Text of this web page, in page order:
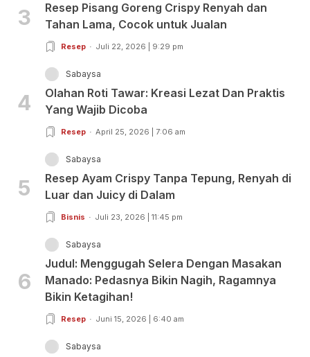
3
Resep Pisang Goreng Crispy Renyah dan
Tahan Lama, Cocok untuk Jualan
Resep Juli 22, 2026 | 9:29 pm
4
Sabaysa
Olahan Roti Tawar: Kreasi Lezat Dan Praktis
Yang Wajib Dicoba
Resep April 25, 2026 | 7:06 am
5
Sabaysa
Resep Ayam Crispy Tanpa Tepung, Renyah di
Luar dan Juicy di Dalam
Bisnis Juli 23, 2026 | 11:45 pm
6
Sabaysa
Judul: Menggugah Selera Dengan Masakan
Manado: Pedasnya Bikin Nagih, Ragamnya
Bikin Ketagihan!
Resep Juni 15, 2026 | 6:40 am
Sabaysa